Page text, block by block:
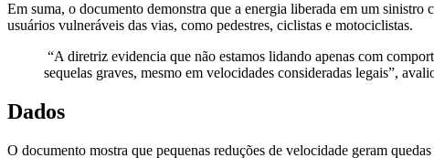
Em suma, o documento demonstra que a energia liberada em um
usuários vulneráveis das vias, como pedestres, ciclistas e motociclistas.
“A diretriz evidencia que não estamos lidando apenas com
sequelas graves, mesmo em velocidades consideradas legais”,
Dados
O documento mostra que pequenas reduções de velocidade geram